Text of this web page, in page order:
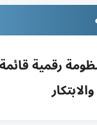
رقمية